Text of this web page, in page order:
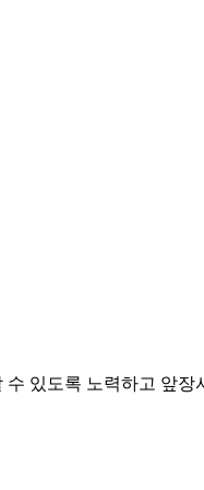
있도록 노력하고 앞장